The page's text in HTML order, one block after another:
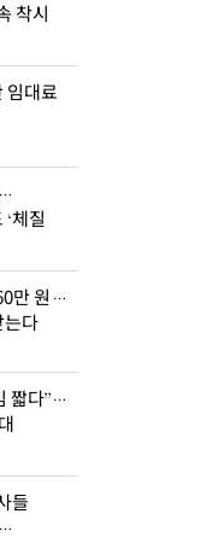
착시
임대료
체질
만 원…
는다
짧다”…
들